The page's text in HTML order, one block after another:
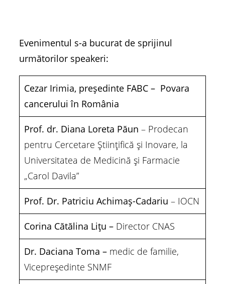
Evenimentul s-a bucurat de sprijinul
următorilor speakeri:
Cezar Irimia, președinte FABC – Povara
cancerului în România
Prof. dr. Diana Loreta Păun – Prodecan
pentru Cercetare Științifică şi Inovare, la
Universitatea de Medicină şi Farmacie
„Carol Davila”
Prof. Dr. Patriciu Achimaș-Cadariu – IOCN
Corina Cătălina Lițu – Director CNAS
Dr. Daciana Toma – medic de familie,
Vicepreședinte SNMF